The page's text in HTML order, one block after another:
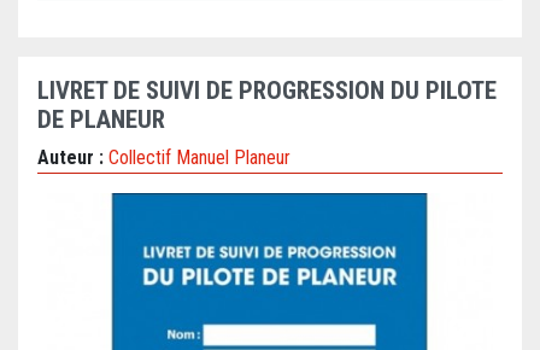
LIVRET DE SUIVI DE PROGRESSION DU PILOTE
DE PLANEUR
Auteur : Collectif Manuel Planeur